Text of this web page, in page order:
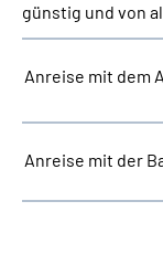
günstig und von
Anreise mit dem
Anreise mit der